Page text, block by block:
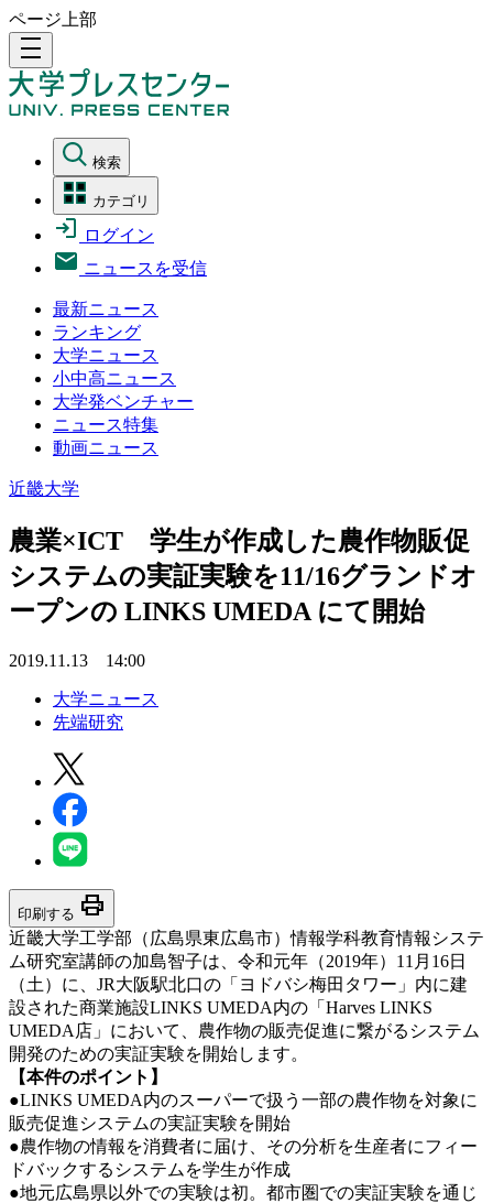
ページ上部
density_medium
検索
カテゴリ
ログイン
ニュースを受信
最新ニュース
ランキング
大学ニュース
小中高ニュース
大学発ベンチャー
ニュース特集
動画ニュース
近畿大学
農業×ICT 学生が作成した農作物販促
システムの実証実験を11/16グランドオ
ープンの LINKS UMEDA にて開始
2019.11.13 14:00
大学ニュース
先端研究
印刷する print
近畿大学工学部（広島県東広島市）情報学科教育情報システ
ム研究室講師の加島智子は、令和元年（2019年）11月16日
（土）に、JR大阪駅北口の「ヨドバシ梅田タワー」内に建
設された商業施設LINKS UMEDA内の「Harves LINKS
UMEDA店」において、農作物の販売促進に繋がるシステム
開発のための実証実験を開始します。
【本件のポイント】
●LINKS UMEDA内のスーパーで扱う一部の農作物を対象に
販売促進システムの実証実験を開始
●農作物の情報を消費者に届け、その分析を生産者にフィー
ドバックするシステムを学生が作成
●地元広島県以外での実験は初。都市圏での実証実験を通じ